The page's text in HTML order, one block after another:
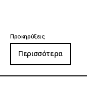
Προκηρύξεις
Περισσότερα